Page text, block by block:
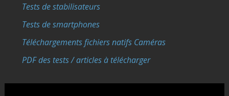
Tests de stabilisateurs
Tests de smartphones
Téléchargements fichiers natifs Caméras
PDF des tests / articles à télécharger